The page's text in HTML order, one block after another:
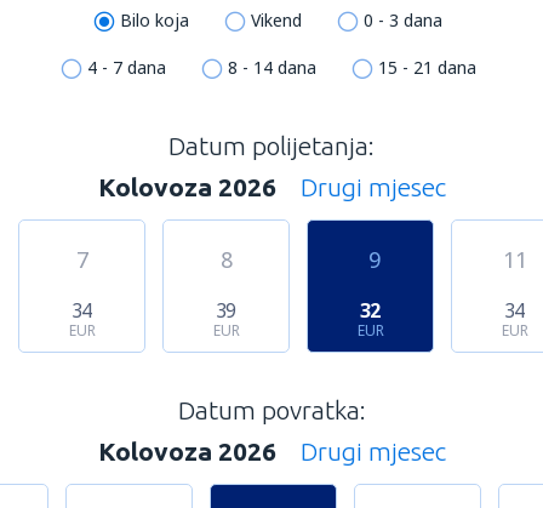
Bilo koja Vikend 0 - 3 dana
4 - 7 dana 8 - 14 dana 15 - 21 dana
Datum polijetanja:
Kolovoza 2026
Drugi mjesec
7
34
EUR
8
39
EUR
9
32
EUR
11
34
EUR
Datum povratka:
Kolovoza 2026
Drugi mjesec